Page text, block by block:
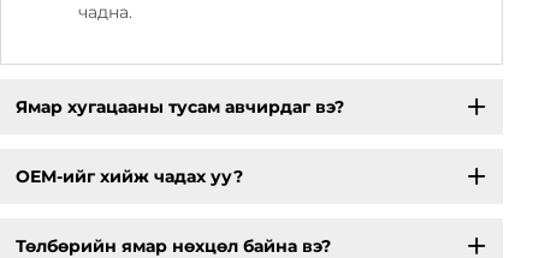
чадна.
Ямар хугацааны тусам авчирдаг вэ?
OEM-ийг хийж чадах уу?
Төлбөрийн ямар нөхцөл байна вэ?